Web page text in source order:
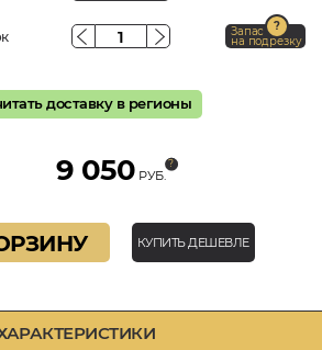
Запас
на подрезку
доставку в регионы
9 050 РУБ.
КУПИТЬ ДЕШЕВЛЕ